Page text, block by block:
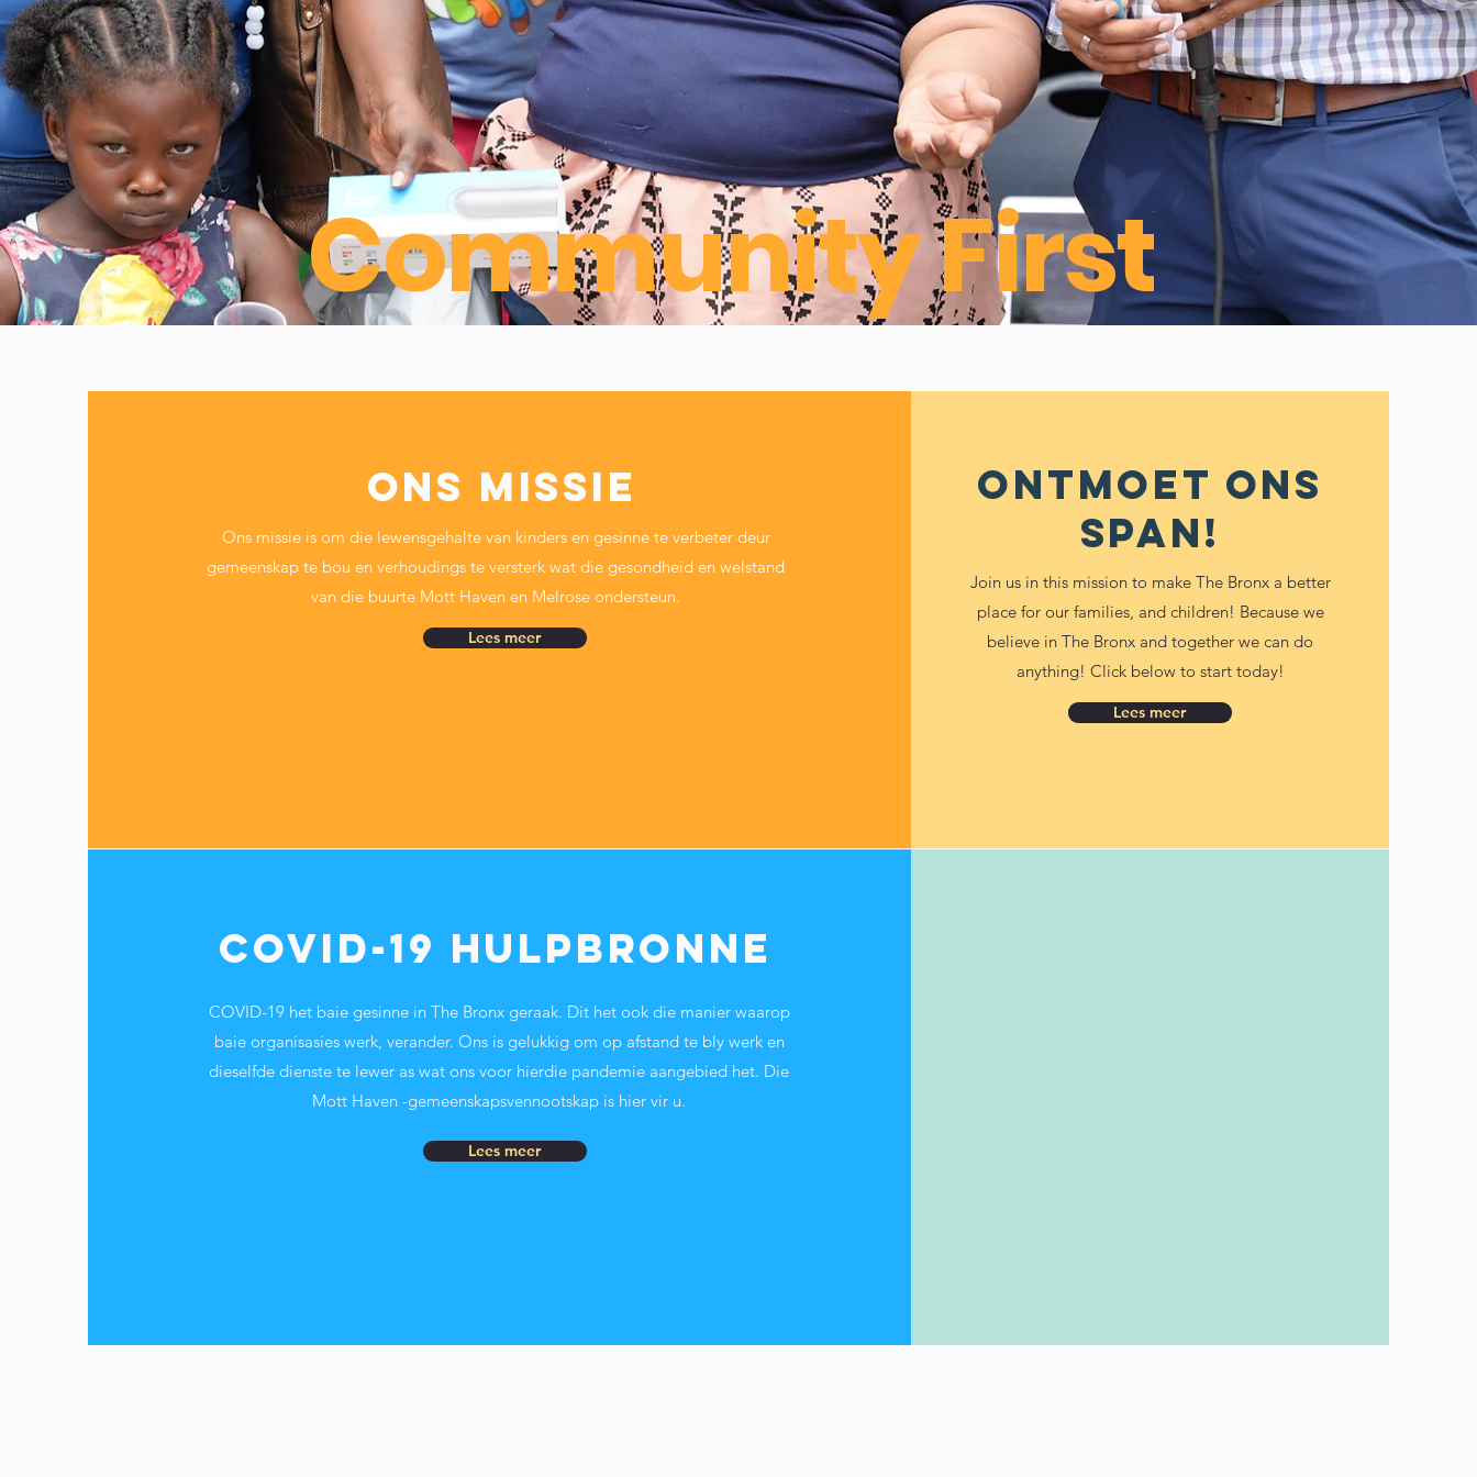
Community First
Ons missie
Ons missie is om die lewensgehalte van kinders en gesinne te verbeter deur
gemeenskap te bou en verhoudings te versterk wat die gesondheid en welstand
van die buurte Mott Haven en Melrose ondersteun.
Lees meer
ontmoet ons
span!
Join us in this mission to make The Bronx a better
place for our families, and children! Because we
believe in The Bronx and together we can do
anything! Click below to start today!
Lees meer
covid-19 hulpbronne
COVID-19 het baie gesinne in The Bronx geraak. Dit het ook die manier waarop
baie organisasies werk, verander. Ons is gelukkig om op afstand te bly werk en
dieselfde dienste te lewer as wat ons voor hierdie pandemie aangebied het. Die
Mott Haven -gemeenskapsvennootskap is hier vir u.
Lees meer